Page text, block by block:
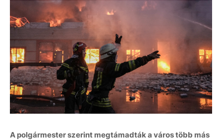
A polgármester szerint megtámadták a város több más